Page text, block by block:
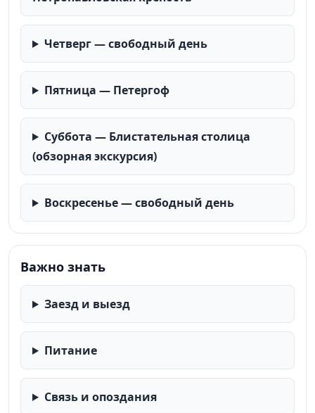
Четверг — свободный день
Пятница — Петергоф
Суббота — Блистательная столица
(обзорная экскурсия)
Воскресенье — свободный день
Важно знать
Заезд и выезд
Питание
Связь и опоздания